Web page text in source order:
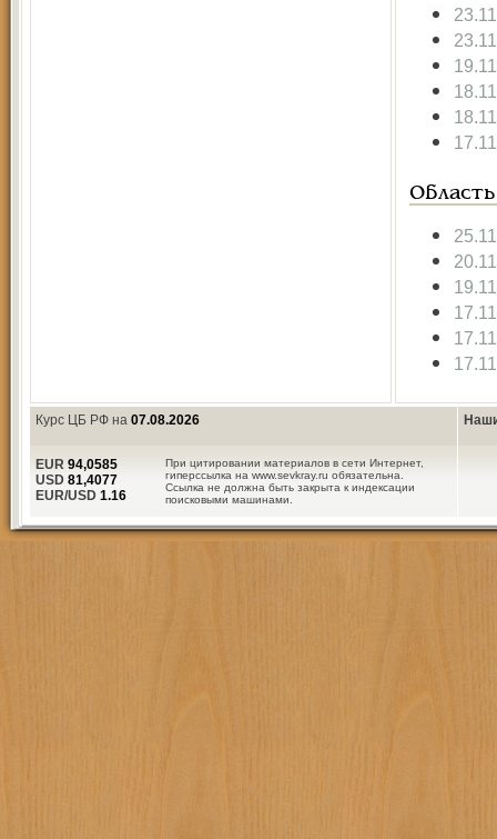
Область
Курс ЦБ РФ на 07.08.2026
При цитировании материалов в сети Интернет,
гиперссылка на www.sevkray.ru обязательна.
Ссылка не должна быть закрыта к индексации
поисковыми машинами.
EUR 94,0585
USD 81,4077
EUR/USD 1.16